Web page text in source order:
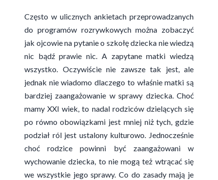
Często w ulicznych ankietach przeprowadzanych
do programów rozrywkowych można zobaczyć
jak ojcowie na pytanie o szkołę dziecka nie wiedzą
nic bądź prawie nic. A zapytane matki wiedzą
wszystko. Oczywiście nie zawsze tak jest, ale
jednak nie wiadomo dlaczego to właśnie matki są
bardziej zaangażowanie w sprawy dziecka. Choć
mamy XXI wiek, to nadal rodziców dzielących się
po równo obowiązkami jest mniej niż tych, gdzie
podział ról jest ustalony kulturowo. Jednocześnie
choć rodzice powinni być zaangażowani w
wychowanie dziecka, to nie mogą też wtrącać się
we wszystkie jego sprawy. Co do zasady mają je